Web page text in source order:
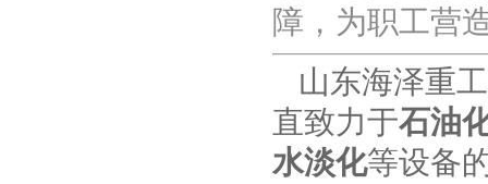
障，为职工营
山东海泽重
直致力于石油
水淡化等设备